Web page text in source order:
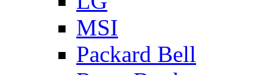
MSI
Packard Bell